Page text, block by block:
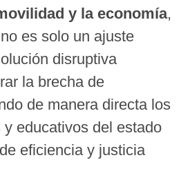
y la economía,
es solo un ajuste
disruptiva
la brecha de
de manera directa los
educativos del estado
eficiencia y justicia